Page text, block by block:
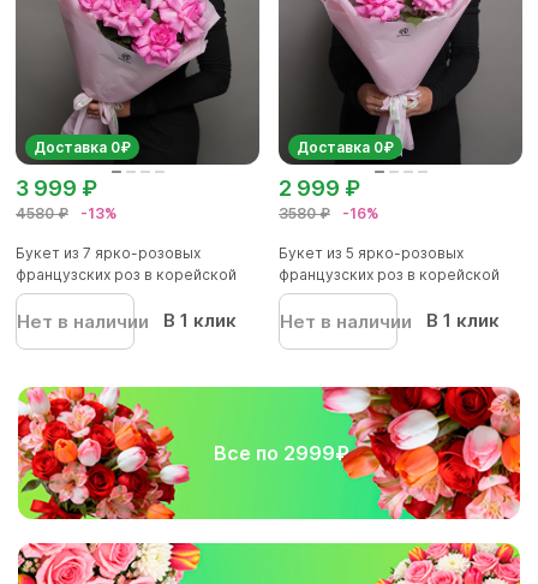
Доставка 0₽
4580 ₽ -13%
3 999 ₽
Букет из 7 ярко-розовых
французских роз в корейской
упа...
Нет в наличии В 1 клик
Доставка 0₽
3580 ₽ -16%
2 999 ₽
Букет из 5 ярко-розовых
французских роз в корейской
упа...
Нет в наличии В 1 клик
Все по 2999₽